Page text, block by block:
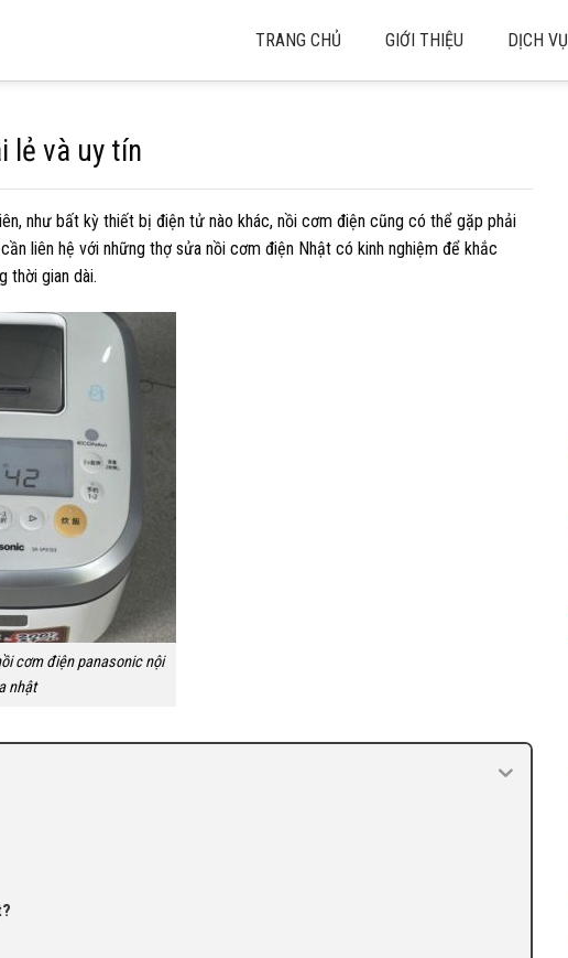
TRANG CHỦ GIỚI THIỆU DỊCH VỤ
lẻ và uy tín
như bất kỳ thiết bị điện tử nào khác, nồi cơm điện cũng có thể gặp phải
liên hệ với những thợ sửa nồi cơm điện Nhật có kinh nghiệm để khắc
thời gian dài.
cơm điện panasonic nội
nhật